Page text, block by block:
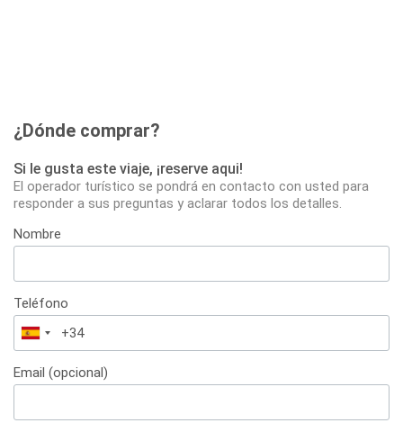
¿Dónde comprar?
Si le gusta este viaje, ¡reserve aqui!
El operador turístico se pondrá en contacto con usted para
responder a sus preguntas y aclarar todos los detalles.
Nombre
Teléfono
España
+34
Email (opcional)